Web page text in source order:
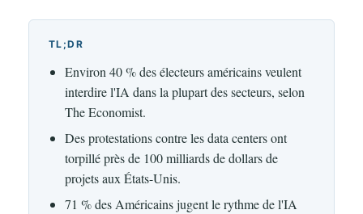
TL;DR
Environ 40 % des électeurs américains veulent
interdire l'IA dans la plupart des secteurs, selon
The Economist.
Des protestations contre les data centers ont
torpillé près de 100 milliards de dollars de
projets aux États-Unis.
71 % des Américains jugent le rythme de l'IA